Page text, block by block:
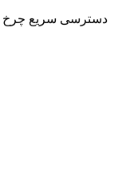
دسترسی سریع چرخ